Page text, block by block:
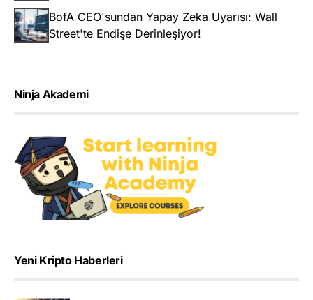
BofA CEO'sundan Yapay Zeka Uyarısı: Wall
Street'te Endişe Derinleşiyor!
Ninja Akademi
Yeni Kripto Haberleri